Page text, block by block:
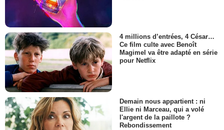
4 millions d’entrées, 4 César…
Ce film culte avec Benoît
Magimel va être adapté en série
pour Netflix
Demain nous appartient : ni
Ellie ni Marceau, qui a volé
l'argent de la paillote ?
Rebondissement